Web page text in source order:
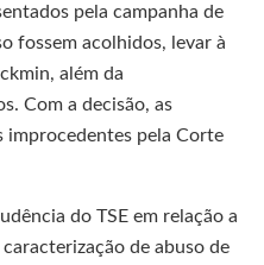
pela campanha de
fossem acolhidos, levar à
além da
Com a decisão, as
improcedentes pela Corte
do TSE em relação a
de abuso de